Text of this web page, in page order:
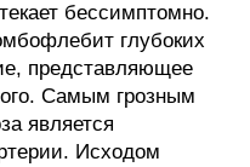
бессимптомно.
глубоких
представляющее
Самым грозным
является
Исходом